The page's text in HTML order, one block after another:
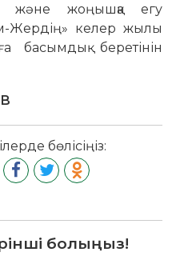
және жоңышқа егу
Жердің» келер жылы
басымдық беретінін
бөлісіңіз:
болыңыз!